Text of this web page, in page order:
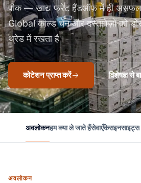
पीक — खाद्य फ्रेट हैंडऑफ़ में ही असफल
Global कोल्ड चेन और दस्तावेज़ों को
थ्रेड में रखता है।
कोटेशन प्राप्त करें विशेषज्ञ से
अवलोकनहम क्या ले जाते हैंसेवाएँकेसइनसाइट्स
अवलोकन